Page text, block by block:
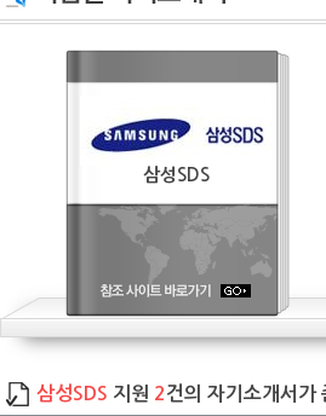
삼성SDS
삼성SDS 지원 2 건의 자기소개서가